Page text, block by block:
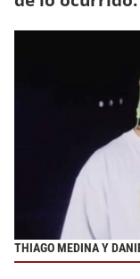
THIAGO MEDINA Y